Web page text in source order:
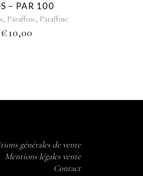
– PAR 100
, Paraffine, Paraffine
€10,00
générales de vente
Mentions légales vente
Contact